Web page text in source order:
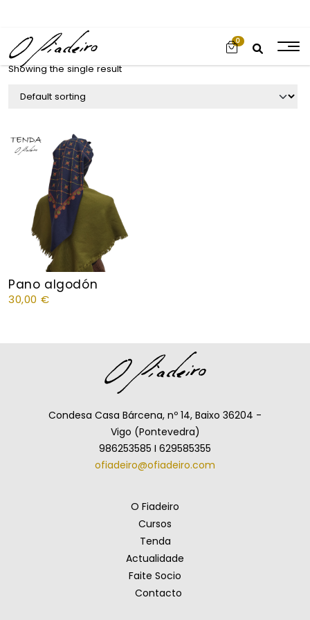
0
Showing the single result
Pano algodón
30,00 €
Condesa Casa Bárcena, nº 14, Baixo 36204 -
Vigo (Pontevedra)
986253585 I 629585355
ofiadeiro@ofiadeiro.com
O Fiadeiro
Cursos
Tenda
Actualidade
Faite Socio
Contacto